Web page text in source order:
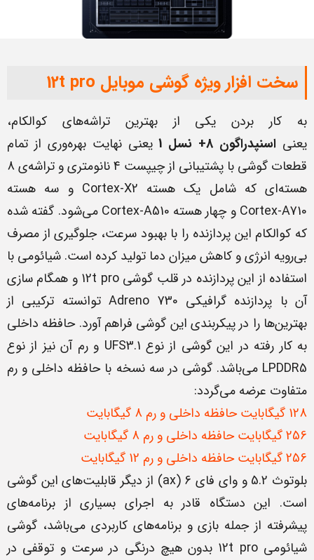
سخت افزار ویژه گوشی موبایل 12t pro
به کار بردن یکی از بهترین تراشه‌های کوالکام،
یعنی اسنپدراگون 8+ نسل 1
یعنی نهایت بهره‌وری از تمام
قطعات گوشی با پشتیبانی از چیپست 4 نانومتری و تراشه‌ی 8
هسته‌ای که شامل یک هسته Cortex-X2 و سه هسته
Cortex-A710 و چهار هسته Cortex-A510 می‌شود. گفته شده
که کوالکام این پردازنده را با بهبود سرعت، جلوگیری از مصرف
بی‌رویه انرژی و کاهش میزان دما تولید کرده است. شیائومی با
استفاده از این پردازنده در قلب گوشی 12t pro و همگام سازی
آن با پردازنده گرافیکی Adreno 730 توانسته ترکیبی از
بهترین‌ها را در پیکربندی این گوشی فراهم آورد. حافظه داخلی
به کار رفته در این گوشی از نوع UFS3.1 و رم آن نیز از نوع
LPDDR5 می‌باشد. گوشی در سه نسخه با حافظه داخلی و رم
متفاوت عرضه می‌گردد:
128 گیگابایت حافظه داخلی و رم 8 گیگابایت
256 گیگابایت حافظه داخلی و رم 8 گیگابایت
256 گیگابایت حافظه داخلی و رم 12 گیگابایت
بلوتوث 5.2 و وای فای 6 (ax) از دیگر قابلیت‌های این گوشی
است. این دستگاه قادر به اجرای بسیاری از برنامه‌های
پیشرفته از جمله بازی و برنامه‌های کاربردی می‌باشد، گوشی
شیائومی 12t pro بدون هیچ درنگی در سرعت و توقفی در